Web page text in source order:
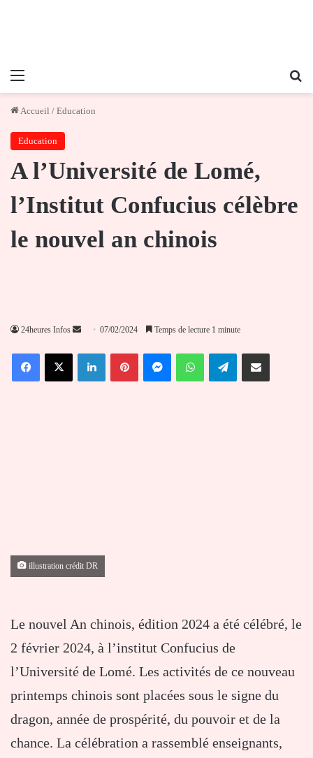
Menu
Accueil / Education
Education
A l’Université de Lomé,
l’Institut Confucius célèbre
le nouvel an chinois
24heures Infos
Envoyer
courriel
07/02/2024 Temps de lecture 1 minute
FacebookX LinkedinPinterestMessengerWhatsAppTelegramPartager par email
illustration crédit DR
Le nouvel An chinois, édition 2024 a été célébré, le
2 février 2024, à l’institut Confucius de
l’Université de Lomé. Les activités de ce nouveau
printemps chinois sont placées sous le signe du
dragon, année de prospérité, du pouvoir et de la
chance. La célébration a rassemblé enseignants,